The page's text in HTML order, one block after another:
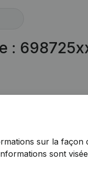
:
sur la façon
sont